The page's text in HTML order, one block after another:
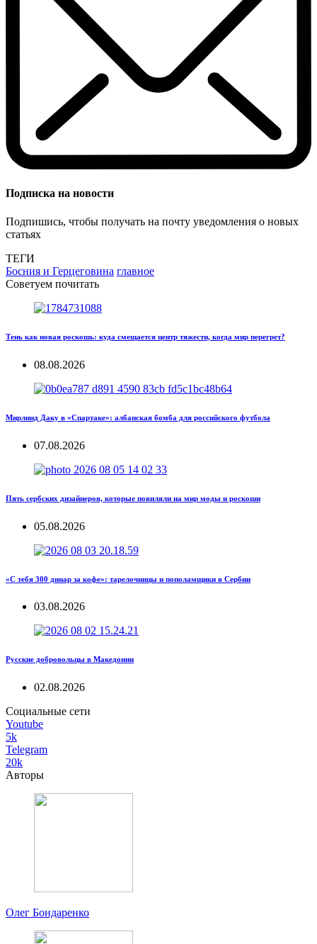
Подписка на новости
Подпишись, чтобы получать на почту уведомления о новых
статьях
ТЕГИ
Босния и Герцеговина главное
Советуем почитать
Тень как новая роскошь: куда смещается центр тяжести, когда мир перегрет?
08.08.2026
Мирлинд Даку в «Спартаке»: албанская бомба для российского футбола
07.08.2026
Пять сербских дизайнеров, которые повиляли на мир моды и роскоши
05.08.2026
«С тебя 300 динар за кофе»: тарелочницы и пополамщики в Сербии
03.08.2026
Русские добровольцы в Македонии
02.08.2026
Социальные сети
Youtube
5k
Telegram
20k
Авторы
Олег Бондаренко